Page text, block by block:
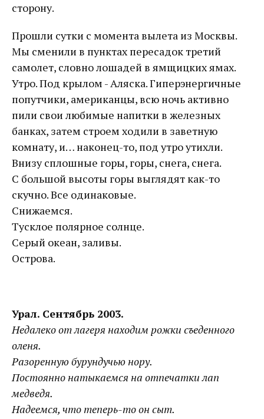
сторону.
Прошли сутки с момента вылета из Москвы.
Мы сменили в пунктах пересадок третий
самолет, словно лошадей в ямщицких ямах.
Утро. Под крылом - Аляска. Гиперэнергичные
попутчики, американцы, всю ночь активно
пили свои любимые напитки в железных
банках, затем строем ходили в заветную
комнату, и… наконец-то, под утро утихли.
Внизу сплошные горы, горы, снега, снега.
С большой высоты горы выглядят как-то
скучно. Все одинаковые.
Снижаемся.
Тусклое полярное солнце.
Серый океан, заливы.
Острова.
Урал. Сентябрь 2003.
Недалеко от лагеря находим рожки съеденного
оленя.
Разоренную бурундучью нору.
Постоянно натыкаемся на отпечатки лап
медведя.
Надеемся, что теперь-то он сыт.